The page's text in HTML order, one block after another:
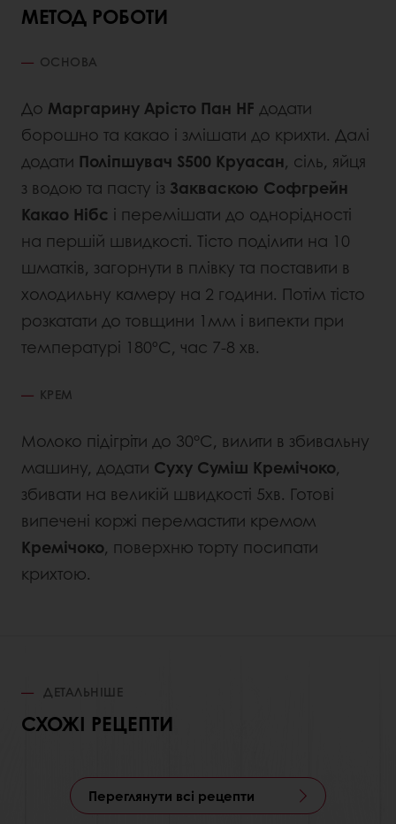
МЕТОД РОБОТИ
ОСНОВА
До Маргарину Арісто Пан HF додати
борошно та какао і змішати до крихти. Далі
додати Поліпшувач S500 Круасан, сіль, яйця
з водою та пасту із Закваскою Софгрейн
Какао Нібс і перемішати до однорідності
на першій швидкості. Тісто поділити на 10
шматків, загорнути в плівку та поставити в
холодильну камеру на 2 години. Потім тісто
розкатати до товщини 1мм і випекти при
температурі 180ºС, час 7-8 хв.
КРЕМ
Молоко підігріти до 30°С, вилити в збивальну
машину, додати Суху Суміш Кремічоко,
збивати на великій швидкості 5хв. Готові
випечені коржі перемастити кремом
Кремічоко, поверхню торту посипати
крихтою.
ДЕТАЛЬНІШЕ
СХОЖІ РЕЦЕПТИ
Переглянути всі рецепти